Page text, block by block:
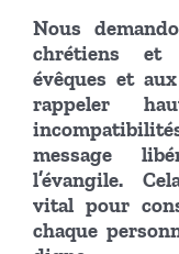
Nous
chrétiens et
évêques et
rappeler
message
l’évangile.
vital pour
chaque